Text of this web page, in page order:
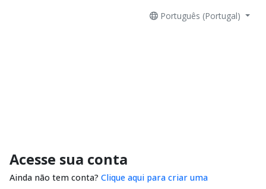
Português (Portugal)
Acesse sua conta
Ainda não tem conta? Clique aqui para criar uma